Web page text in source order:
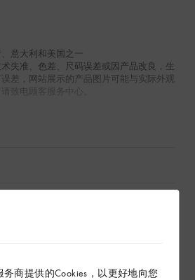
商提供的Cookies，以更好地向您
意大利和美国之一
失准、色差、尺码误差或因产品改良，生
差，网站展示的产品图片可能与实际外观
致电顾客服务中心。